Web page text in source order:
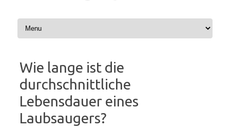
Wie lange ist die
durchschnittliche
Lebensdauer eines
Laubsaugers?